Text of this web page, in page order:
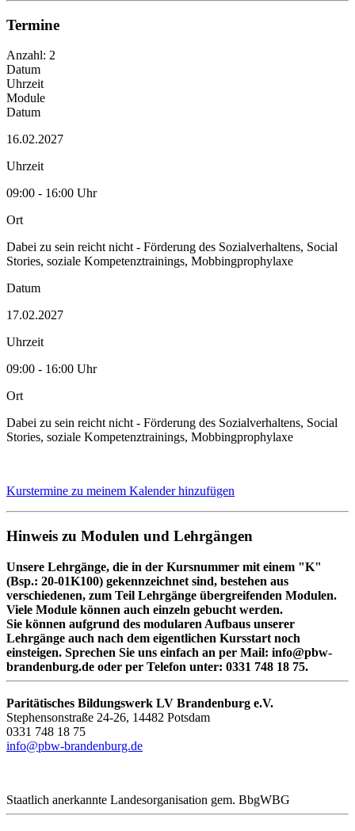
Termine
Anzahl: 2
Datum
Uhrzeit
Module
Datum
16.02.2027
Uhrzeit
09:00 - 16:00 Uhr
Ort
Dabei zu sein reicht nicht - Förderung des Sozialverhaltens, Social
Stories, soziale Kompetenztrainings, Mobbingprophylaxe
Datum
17.02.2027
Uhrzeit
09:00 - 16:00 Uhr
Ort
Dabei zu sein reicht nicht - Förderung des Sozialverhaltens, Social
Stories, soziale Kompetenztrainings, Mobbingprophylaxe
Kurstermine zu meinem Kalender hinzufügen
Hinweis zu Modulen und Lehrgängen
Unsere Lehrgänge, die in der Kursnummer mit einem "K"
(Bsp.: 20-01K100) gekennzeichnet sind, bestehen aus
verschiedenen, zum Teil Lehrgänge übergreifenden Modulen.
Viele Module können auch einzeln gebucht werden.
Sie können aufgrund des modularen Aufbaus unserer
Lehrgänge auch nach dem eigentlichen Kursstart noch
einsteigen. Sprechen Sie uns einfach an per Mail: info@pbw-
brandenburg.de oder per Telefon unter: 0331 748 18 75.
Paritätisches Bildungswerk LV Brandenburg e.V.
Stephensonstraße 24-26, 14482 Potsdam
0331 748 18 75
info@pbw-brandenburg.de
Staatlich anerkannte Landesorganisation gem. BbgWBG